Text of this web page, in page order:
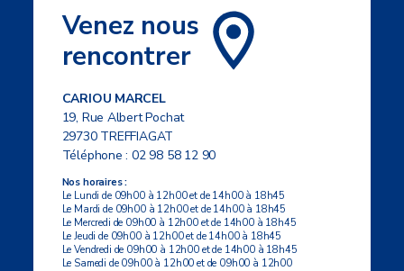
Venez nous
rencontrer
CARIOU MARCEL
19, Rue Albert Pochat
29730 TREFFIAGAT
Téléphone :02 98 58 12 90
Nos horaires :
Le Lundi de 09h00 à 12h00 et de 14h00 à 18h45
Le Mardi de 09h00 à 12h00 et de 14h00 à 18h45
Le Mercredi de 09h00 à 12h00 et de 14h00 à 18h45
Le Jeudi de 09h00 à 12h00 et de 14h00 à 18h45
Le Vendredi de 09h00 à 12h00 et de 14h00 à 18h45
Le Samedi de 09h00 à 12h00 et de 09h00 à 12h00